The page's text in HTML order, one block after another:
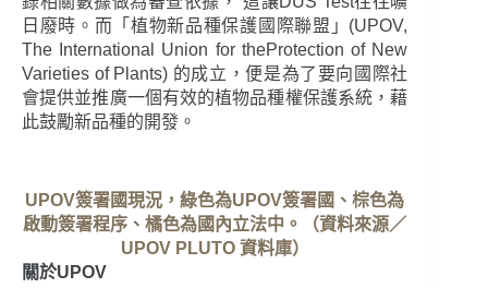
日廢時。而「植物新品種保護國際聯盟」(UPOV,
The International Union for theProtection of New
Varieties of Plants) 的成立，便是為了要向國際社
會提供並推廣一個有效的植物品種權保護系統，藉
此鼓勵新品種的開發。
UPOV簽署國現況，綠色為UPOV簽署國、棕色為
啟動簽署程序、橘色為國內立法中。（資料來源／
UPOV PLUTO 資料庫）
關於UPOV